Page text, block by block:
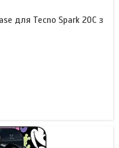
для Tecno Spark 20C з